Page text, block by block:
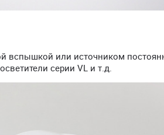
вспышкой или источником
серии VL и т.д.